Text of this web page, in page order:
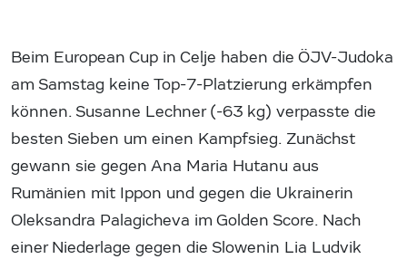
Beim European Cup in Celje haben die ÖJV-Judoka
am Samstag keine Top-7-Platzierung erkämpfen
können. Susanne Lechner (-63 kg) verpasste die
besten Sieben um einen Kampfsieg. Zunächst
gewann sie gegen Ana Maria Hutanu aus
Rumänien mit Ippon und gegen die Ukrainerin
Oleksandra Palagicheva im Golden Score. Nach
einer Niederlage gegen die Slowenin Lia Ludvik